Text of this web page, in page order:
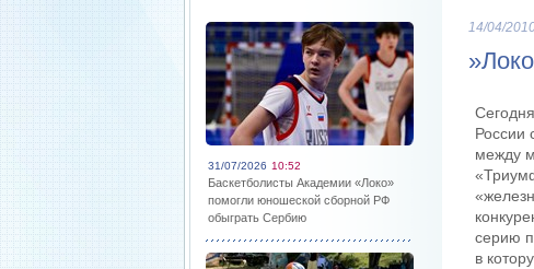
31/07/2026 10:52
Баскетболисты Академии «Локо»
помогли юношеской сборной РФ
обыграть Сербию
14/04/
России
между
серию
в